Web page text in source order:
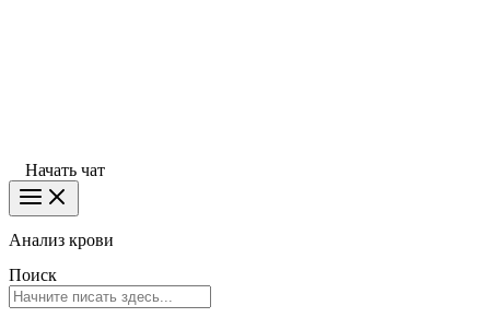
Начать чат
Анализ крови
Поиск